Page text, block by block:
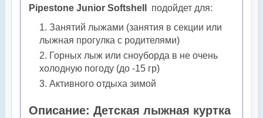
Pipestone Junior Softshell
подойдет для:
Занятий лыжами (занятия в секции или
лыжная прогулка с родителями)
Горных лыж или сноуборда в не очень
холодную погоду (до -15 гр)
Активного отдыха зимой
Описание: Детская лыжная куртка